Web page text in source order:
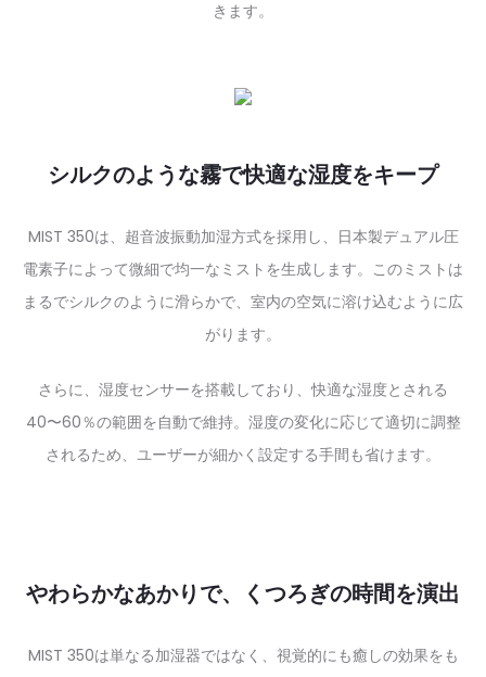
きます。
シルクのような霧で快適な湿度をキープ
MIST 350は、超音波振動加湿方式を採用し、日本製デュアル圧
電素子によって微細で均一なミストを生成します。このミストは
まるでシルクのように滑らかで、室内の空気に溶け込むように広
がります。
さらに、湿度センサーを搭載しており、快適な湿度とされる
40〜60％の範囲を自動で維持。湿度の変化に応じて適切に調整
されるため、ユーザーが細かく設定する手間も省けます。
やわらかなあかりで、くつろぎの時間を演出
MIST 350は単なる加湿器ではなく、視覚的にも癒しの効果をも